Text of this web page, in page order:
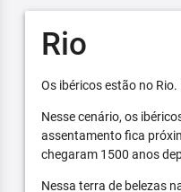
Rio
Os ibéricos estão no
Nesse cenário, os
assentamento fica
chegaram 1500 anos
Nessa terra de belezas